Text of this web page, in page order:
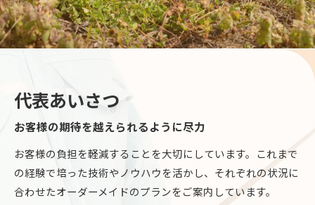
代表あいさつ
お客様の期待を越えられるように尽力
お客様の負担を軽減することを大切にしています。これまで
の経験で培った技術やノウハウを活かし、それぞれの状況に
合わせたオーダーメイドのプランをご案内しています。